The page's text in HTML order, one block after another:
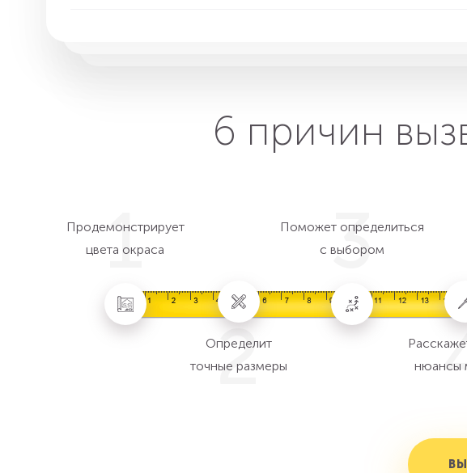
6 причин
1
Продемонстрирует
цвета окраса
2
Определит
точные размеры
3
Поможет определиться
с выбором
нюансы